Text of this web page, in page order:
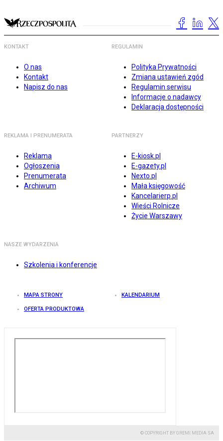
KONTAKT
O nas
Kontakt
Napisz do nas
REGULAMIN
Polityka Prywatności
Zmiana ustawień zgód
Regulamin serwisu
Informacje o nadawcy
Deklaracja dostępności
REKLAMA I PRENUMERATA
Reklama
Ogłoszenia
Prenumerata
Archiwum
PARTNERZY
E-kiosk.pl
E-gazety.pl
Nexto.pl
Mała księgowość
Kancelarierp.pl
Wieści Rolnicze
Życie Warszawy
NASZE WYDARZENIA
Szkolenia i konferencje
MAPA STRONY KALENDARIUM
OFERTA PRODUKTOWA
© COPYRIGHT BY GREMI MEDIA SA